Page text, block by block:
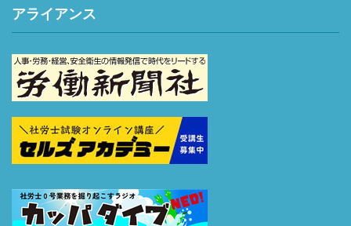
アライアンス